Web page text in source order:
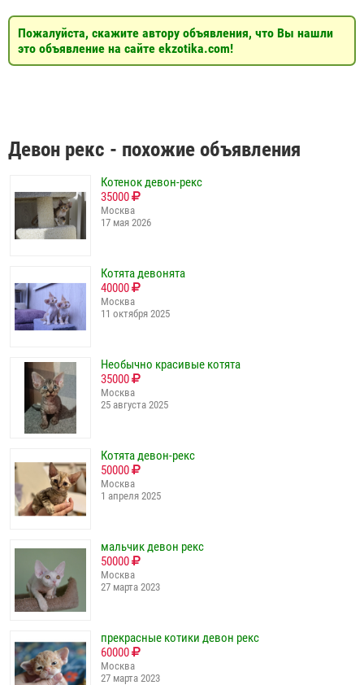
Пожалуйста, скажите автору объявления, что Вы нашли
это объявление на сайте ekzotika.com!
Девон рекс - похожие объявления
Котенок девон-рекс
35000
Москва
17 мая 2026
Котята девонята
40000
Москва
11 октября 2025
Необычно красивые котята
35000
Москва
25 августа 2025
Котята девон-рекс
50000
Москва
1 апреля 2025
мальчик девон рекс
50000
Москва
27 марта 2023
прекрасные котики девон рекс
60000
Москва
27 марта 2023